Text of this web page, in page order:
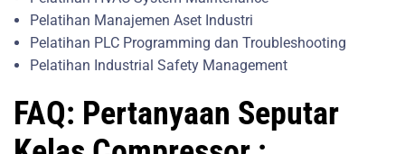
Pelatihan Manajemen Aset Industri
Pelatihan PLC Programming dan Troubleshooting
Pelatihan Industrial Safety Management
FAQ: Pertanyaan Seputar